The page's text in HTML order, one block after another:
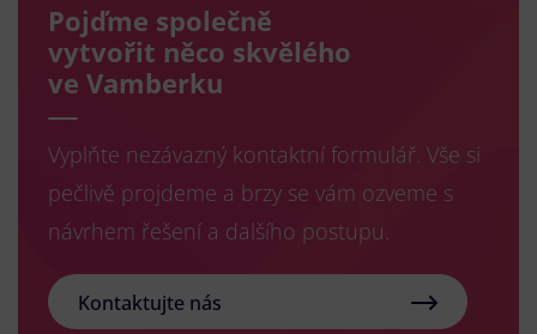
Pojďme společně
vytvořit něco skvělého
ve Vamberku
Vyplňte nezávazný kontaktní formulář. Vše si
pečlivě projdeme a brzy se vám ozveme s
návrhem řešení a dalšího postupu.
Kontaktujte nás